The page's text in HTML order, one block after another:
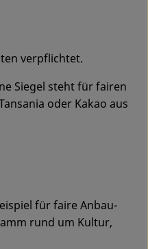
verpflichtet.
Siegel steht für fairen
oder Kakao aus
für faire Anbau-
rund um Kultur,